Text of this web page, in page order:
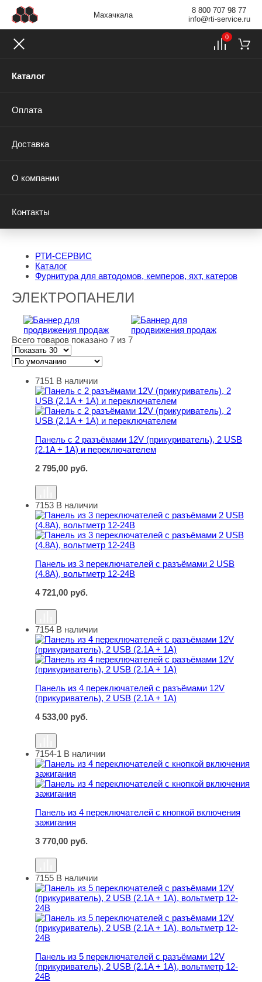
Махачкала
8 800 707 98 77
info@rti-service.ru
Каталог
Оплата
Доставка
О компании
Контакты
0
РТИ-СЕРВИС
Каталог
Фурнитура для автодомов, кемперов, яхт, катеров
ЭЛЕКТРОПАНЕЛИ
Всего товаров показано 7 из 7
Панель с 2 разъёмами 12V (прикуриватель), 2 USB
7151 В наличии
Панель с 2 разъёмами 12V (прикуриватель), 2 USB
(2.1A + 1A) и переключателем
2 795,00 руб.
Панель из 3 переключателей с разъёмами 2 USB
7153 В наличии
Панель из 3 переключателей с разъёмами 2 USB
(4.8A), вольтметр 12-24В
4 721,00 руб.
Панель из 4 переключателей с разъёмами 12V
7154 В наличии
Панель из 4 переключателей с разъёмами 12V
(прикуриватель), 2 USB (2.1A + 1A)
4 533,00 руб.
Панель из 4 переключателей с кнопкой включения
7154-1 В наличии
Панель из 4 переключателей с кнопкой включения
зажигания
3 770,00 руб.
Панель из 5 переключателей с разъёмами 12V
7155 В наличии
Панель из 5 переключателей с разъёмами 12V
(прикуриватель), 2 USB (2.1A + 1A), вольтметр 12-
24В